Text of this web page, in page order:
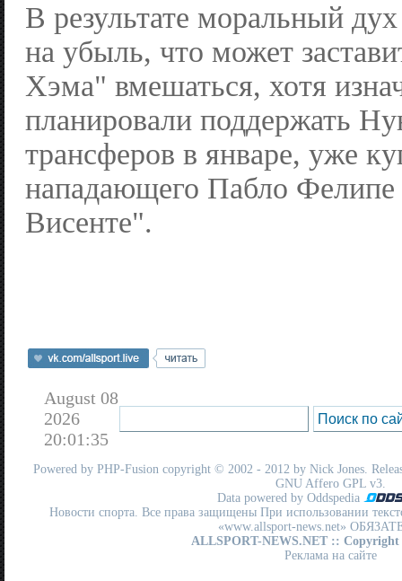
В результате моральный
на убыль, что может
Хэма" вмешаться, хотя
планировали поддержать
трансферов в январе, уже
нападающего Пабло
Висенте".
August 08
2026
20:01:35
Powered by PHP-Fusion copyright © 2002 - 2012 by Nick Jones.
GNU Affero GPL v3.
Data powered by Oddspedia
Новости спорта. Все права защищены При использовании
«www.allsport-news.net»
ALLSPORT-NEWS.NET :: Copyright
Реклама на сайте